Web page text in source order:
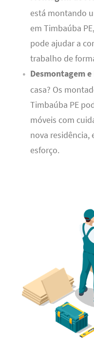
está montando
em Timbaúba
pode ajudar a
trabalho de
Desmontagem
casa? Os
Timbaúba PE
móveis com
nova
esforço.